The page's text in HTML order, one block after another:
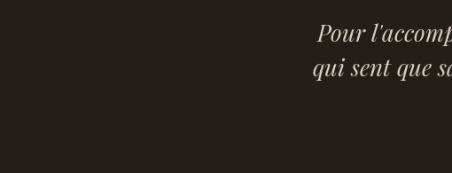
Pour
qui sent que